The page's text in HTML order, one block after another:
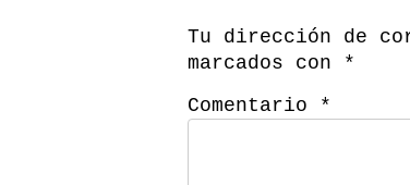
Tu dirección de
marcados con *
Comentario *